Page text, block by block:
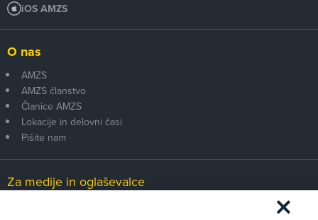
iOS AMZS
O nas
AMZS
AMZS članstvo
Članice AMZS
Lokacije in delovni časi
Pišite nam
Za medije in oglaševalce